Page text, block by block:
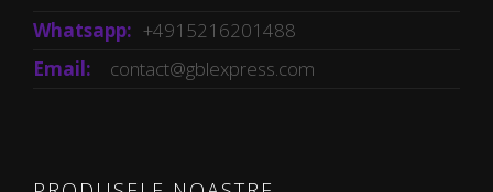
Whatsapp: +4915216201488
Email:
contact@gblexpress.com